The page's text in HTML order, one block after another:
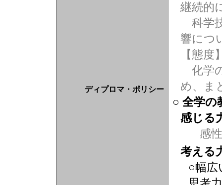
ディプロマ・ポリシー
継続的
科学
響につ
【態度
化学
め、ま
○ 全学の
感じる
感性
考える
○幅広